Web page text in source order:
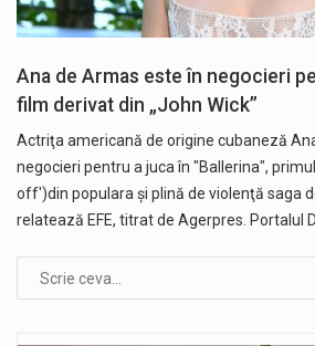
Ana de Armas este în negocieri
film derivat din „John Wick”
Actriţa americană de origine cubaneză
negocieri pentru a juca în "Ballerina",
off')din populara şi plină de violenţă saga
relatează EFE, titrat de Agerpres. Portalul